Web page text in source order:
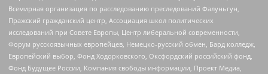
Всемирная организация по расследованию преследований Фалуньгун,
Пражский гражданский центр, Ассоциация школ политических
исследований при Совете Европы, Центр либеральной современности,
Форум русскоязычных европейцев, Немецко-русский обмен, Бард колледж,
Европейский выбор, Фонд Ходорковского, Оксфордский российский фонд,
Фонд Будущее России, Компания свободы информации, Проект Медиа,